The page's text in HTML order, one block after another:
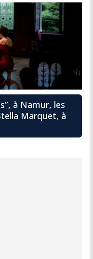
à Namur, les
Marquet, à